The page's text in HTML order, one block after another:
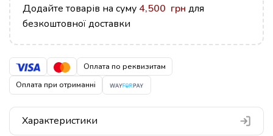
Додайте товарів на суму 4,500 грн для
безкоштовної доставки
Оплата по реквизитам
Оплата при отриманні
Характеристики